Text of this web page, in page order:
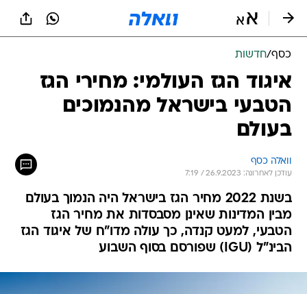
כסף/חדשות
איגוד הגז העולמי: מחירי הגז
הטבעי בישראל מהנמוכים
בעולם
וואלה כסף
עודכן לאחרונה: 26.9.2023 / 7:19
בשנת 2022 מחיר הגז בישראל היה הנמוך בעולם
מבין המדינות שאינן מסבסדות את מחיר הגז
הטבעי, למעט קנדה, כך עולה מדו"ח של איגוד הגז
הבינ"ל (IGU) שפורסם בסוף השבוע